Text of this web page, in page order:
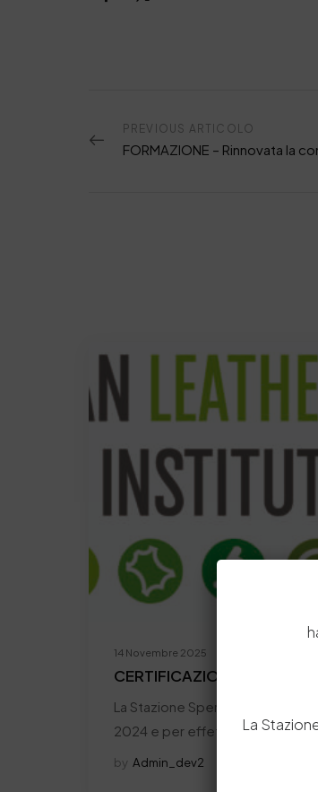
PREVIOUS ARTICOLO
14 Novembre 2025
CERTIFICAZIONE
La Stazione Sperimentale, con
2024 e per effetto
by Admin_dev2
La